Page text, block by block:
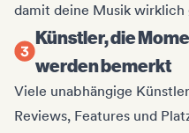
damit deine Musik wirklich
Künstler, die
werden bemerkt
Viele unabhängige
Reviews, Features und